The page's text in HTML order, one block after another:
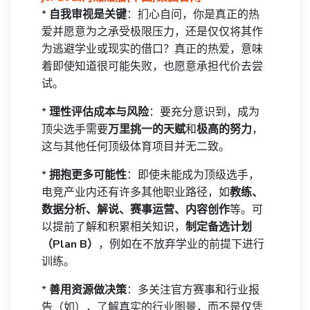
* 自我审视是关键：扪心自问，你是真正的热
爱并愿意为之承受极限压力，还是仅仅将其作
为逃避学业或现实的借口？真正的热爱，意味
着即使知道很可能失败，也愿意承担代价去尝
试。
*理性评估成本与风险：要充分意识到，成为
顶尖选手需要万里挑一的天赋和极高的努力，
这与其他任何顶级体育项目并无二致。
*拥抱更多可能性：即使未能成为顶级选手，
电竞产业内还有许多其他职业路径，如教练、
数据分析、解说、赛事运营、内容创作等。可
以提前了解和积累相关知识， 制定备选计划
（Plan B） ，例如在不放弃学业的前提下进行
训练。
*善用资源做决策：多关注官方赛事和行业报